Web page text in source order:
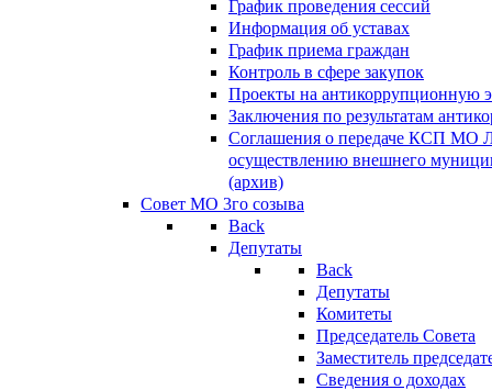
График проведения сессий
Информация об уставах
График приема граждан
Контроль в сфере закупок
Проекты на антикоррупционную
Заключения по результатам
Соглашения о передаче КСП МО
осуществлению внешнего
(архив)
Совет МО 3го созыва
Back
Депутаты
Back
Депутаты
Комитеты
Председатель Совета
Заместитель
Сведения о доходах